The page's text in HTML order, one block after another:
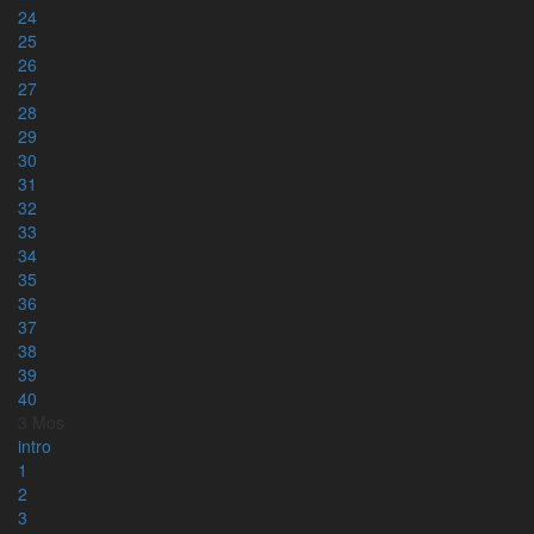
24
25
26
27
28
29
30
31
32
33
34
35
36
37
38
39
40
intro
1
2
3
Kontakt
Ge förslag
Bidra